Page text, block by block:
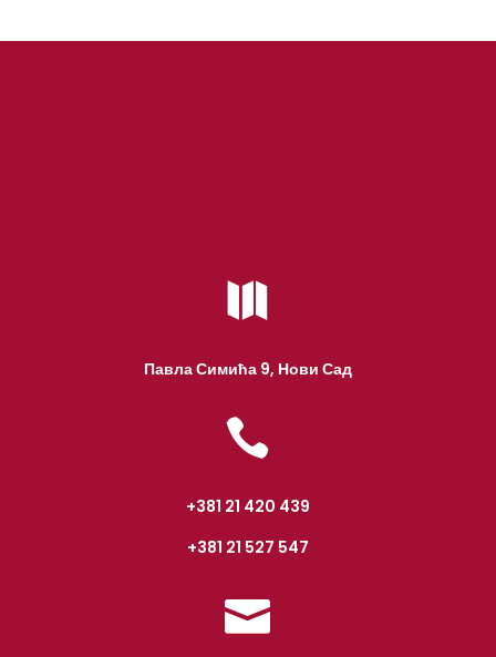

Павла Симића 9, Нови Сад

+381 21 420 439
+381 21 527 547
